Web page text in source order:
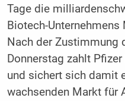
Tage die
Biotech-
Nach der Zustimmung
Donnerstag zahlt
und sichert sich damit
wachsenden Markt für